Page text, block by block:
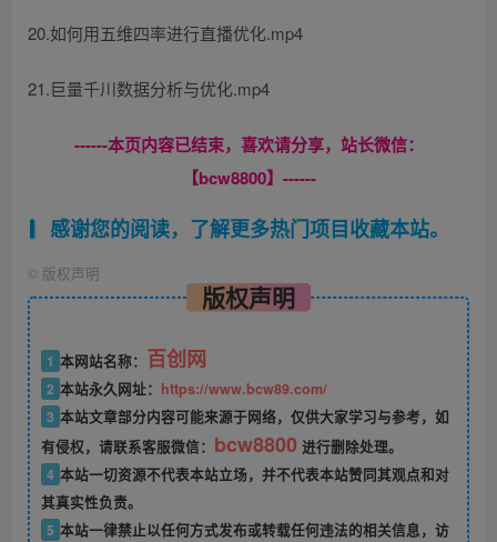
20.如何用五维四率进行直播优化.mp4
21.巨量千川数据分析与优化.mp4
------本页内容已结束，喜欢请分享，站长微信：
【bcw8800】------
感谢您的阅读，了解更多热门项目收藏本站。
© 版权声明
版权声明
1 本网站名称： 百创网
2 本站永久网址： https://www.bcw89.com/
3 本站文章部分内容可能来源于网络，仅供大家学习与参考，如
有侵权，请联系客服微信： bcw8800 进行删除处理。
4 本站一切资源不代表本站立场，并不代表本站赞同其观点和对
其真实性负责。
5 本站一律禁止以任何方式发布或转载任何违法的相关信息，访